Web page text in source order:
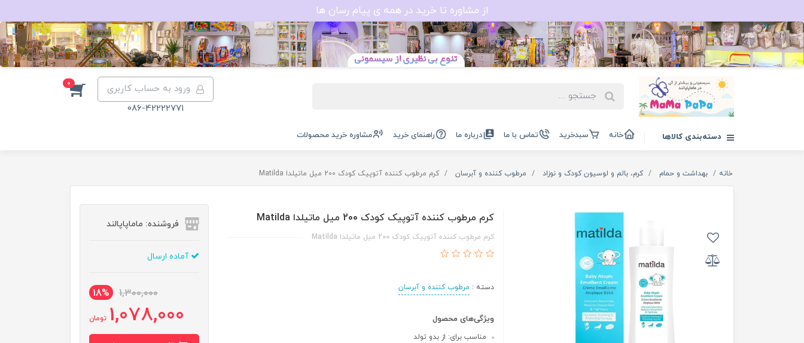
از مشاوره تا خرید در همه ی پیام رسان ها
ورود به حساب کاربری
086-42222771
0
دسته‌بندی کالاها خانه سبدخرید تماس با ما درباره ما راهنمای خرید مشاوره خرید محصولات
خانه بهداشت و حمام کرم، بالم و لوسیون کودک و نوزاد مرطوب کننده و آبرسان کرم مرطوب کننده آتوپیک کودک 200 میل ماتیلدا Matilda
کرم مرطوب کننده آتوپیک کودک 200 میل ماتیلدا Matilda
کرم مرطوب کننده آتوپیک کودک 200 میل ماتیلدا Matilda
دسته : مرطوب کننده و آبرسان
ویژگی‌های محصول
مناسب برای: از بدو تولد
فروشنده: ماماپاپالند
آماده ارسال
1,300,000
18%
1,078,000 تومان